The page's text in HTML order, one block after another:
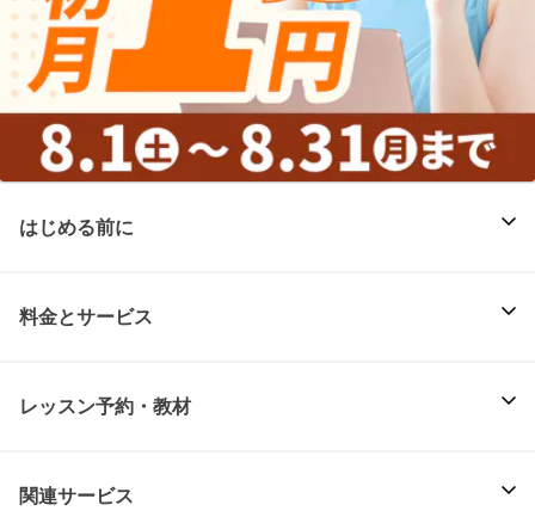
はじめる前に
料金とサービス
レッスン予約・教材
関連サービス